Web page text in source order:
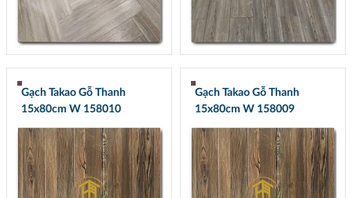
Gạch Takao Gỗ Thanh
15x80cm W 158010
Gạch Takao Gỗ Thanh
15x80cm W 158009